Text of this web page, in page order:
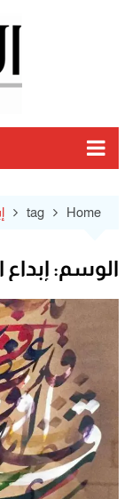
Home
tag
الوسم: إبداع